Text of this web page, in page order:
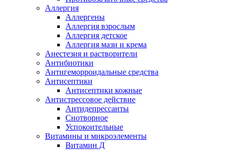
Аллергия
Аллергены
Аллергия взрослым
Аллергия детское
Аллергия мази и крема
Анестезия и растворители
Антибиотики
Антигеморроидальные средства
Антисептики
Антисептики кожные
Антистрессовое действие
Антидепрессанты
Снотворное
Успокоительные
Витамины и микроэлементы
Витамин Д